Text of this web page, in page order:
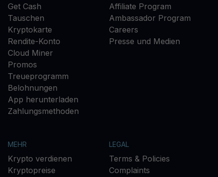
Get Cash
Tauschen
Kryptokarte
Rendite-Konto
Cloud Miner
Promos
Treueprogramm
Belohnungen
App herunterladen
Zahlungsmethoden
Affiliate Program
Ambassador Program
Careers
Presse und Medien
MEHR
Krypto verdienen
Kryptopreise
LEGAL
Terms & Policies
Complaints